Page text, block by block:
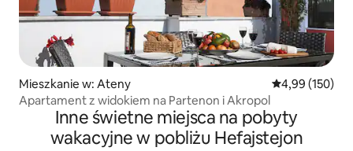
Mieszkanie w: Ateny Średnia
4,99 (150)
Apartament z widokiem na Partenon i Akropol
Inne świetne miejsca na pobyty
wakacyjne w pobliżu Hefajstejon